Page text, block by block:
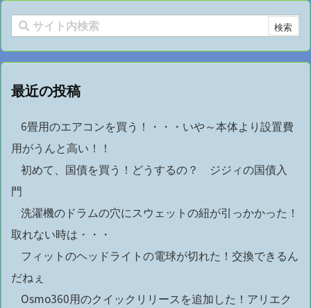
最近の投稿
6畳用のエアコンを買う！・・・いや～本体より設置費
用がうんと高い！！
初めて、国債を買う！どうするの？ ジジィの国債入
門
洗濯機のドラムの穴にスウェットの紐が引っかかった！
取れない時は・・・
フィットのヘッドライトの電球が切れた！交換できるん
だねぇ
Osmo360用のクイックリリースを追加した！アリエク